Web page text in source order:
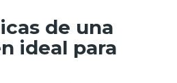
de una
ideal para